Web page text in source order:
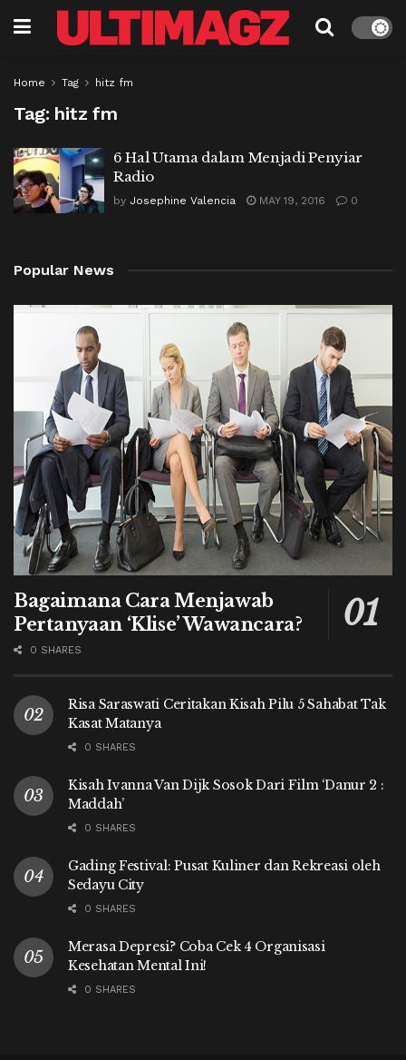
Home Tag hitz fm
Tag: hitz fm
6 Hal Utama dalam Menjadi Penyiar
Radio
by Josephine Valencia MAY 19, 2016 0
Popular News
Bagaimana Cara Menjawab
Pertanyaan ‘Klise’ Wawancara?
0 SHARES
Risa Saraswati Ceritakan Kisah Pilu 5 Sahabat Tak
Kasat Matanya
0 SHARES
Kisah Ivanna Van Dijk Sosok Dari Film ‘Danur 2 :
Maddah’
0 SHARES
Gading Festival: Pusat Kuliner dan Rekreasi oleh
Sedayu City
0 SHARES
Merasa Depresi? Coba Cek 4 Organisasi
Kesehatan Mental Ini!
0 SHARES